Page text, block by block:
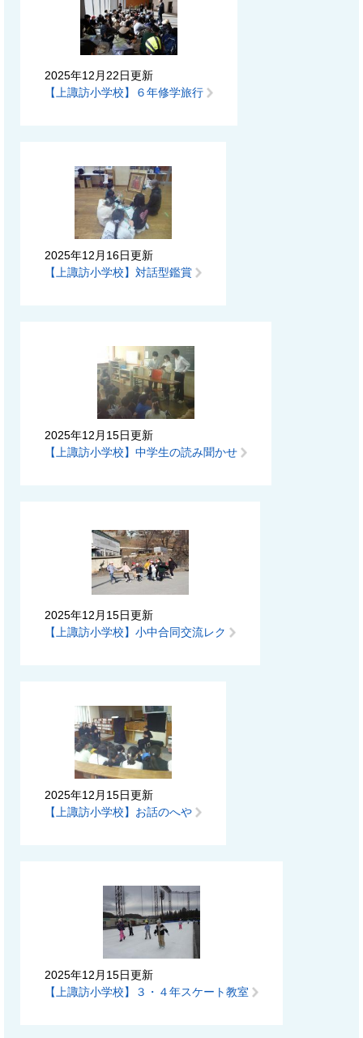
2025年12月22日更新
【上諏訪小学校】６年修学旅行
2025年12月16日更新
【上諏訪小学校】対話型鑑賞
2025年12月15日更新
【上諏訪小学校】中学生の読み聞かせ
2025年12月15日更新
【上諏訪小学校】小中合同交流レク
2025年12月15日更新
【上諏訪小学校】お話のへや
2025年12月15日更新
【上諏訪小学校】３・４年スケート教室